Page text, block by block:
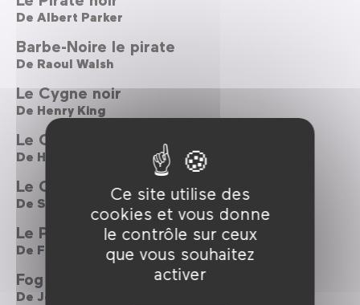
Ce site utilise des
cookies et vous donne
le contrôle sur ceux
que vous souhaitez
activer
De Albert Parker
Barbe-Noire le pirate
De Raoul Walsh
Le Cygne noir
De Henry King
Le Cygne noir
De Henry King
Le Corsaire noir
De Sergio Sollima
Le Pavillon noir
De Frank Borzage
Fog
De John Carpenter